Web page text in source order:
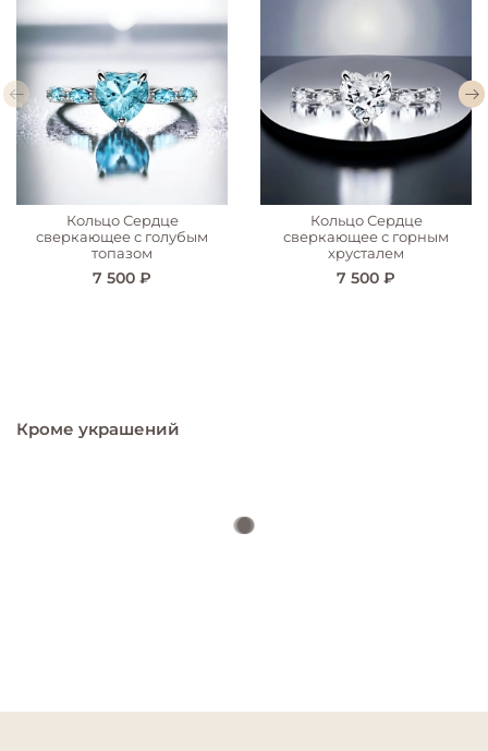
Кольцо Сердце
сверкающее с голубым
топазом
7 500 ₽
Кольцо Сердце
сверкающее с горным
хрусталем
7 500 ₽
Кроме украшений